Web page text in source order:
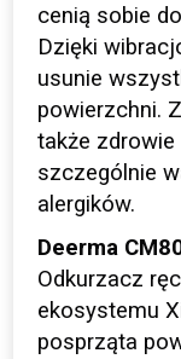
cenią sobie
Dzięki
usunie
powierzchni.
także
szczególnie
alergików.
Deerma
Odkurzacz
ekosystemu
posprząta